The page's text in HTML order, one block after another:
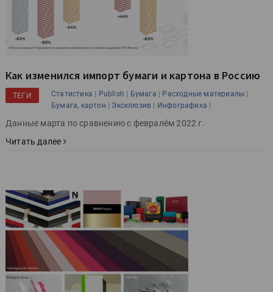
Как изменился импорт бумаги и картона в Россию
ТЕГИ Статистика | Publish | Бумага | Расходные материалы |
Бумага, картон | Эксклюзив | Инфографика |
Данные марта по сравнению с февралём 2022 г.
Читать далее